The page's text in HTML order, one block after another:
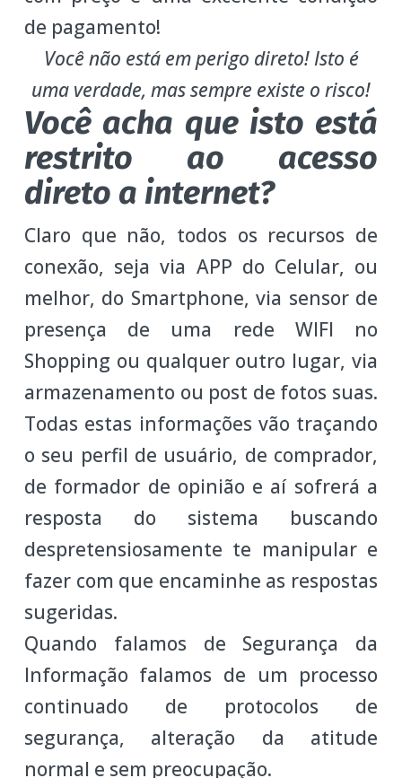
de pagamento!
Você não está em perigo direto! Isto é
uma verdade, mas sempre existe o risco!
Você acha que isto está
restrito ao acesso
direto a internet?
Claro que não, todos os recursos de
conexão, seja via APP do Celular, ou
melhor, do Smartphone, via sensor de
presença de uma rede WIFI no
Shopping ou qualquer outro lugar, via
armazenamento ou post de fotos suas.
Todas estas informações vão traçando
o seu perfil de usuário, de comprador,
de formador de opinião e aí sofrerá a
resposta do sistema buscando
despretensiosamente te manipular e
fazer com que encaminhe as respostas
sugeridas.
Quando falamos de Segurança da
Informação falamos de um processo
continuado de protocolos de
segurança, alteração da atitude
normal e sem preocupação.